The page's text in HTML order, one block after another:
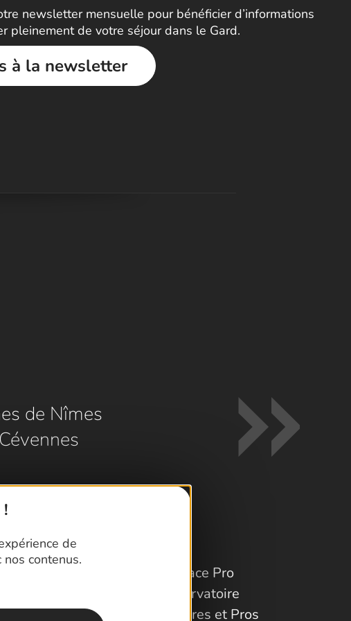
de
contenus.
newsletter mensuelle pour bénéficier d’informations
pleinement de votre séjour dans le Gard.
à la newsletter
de Nîmes
Espace Pro
Observatoire
Partenaires et Pros